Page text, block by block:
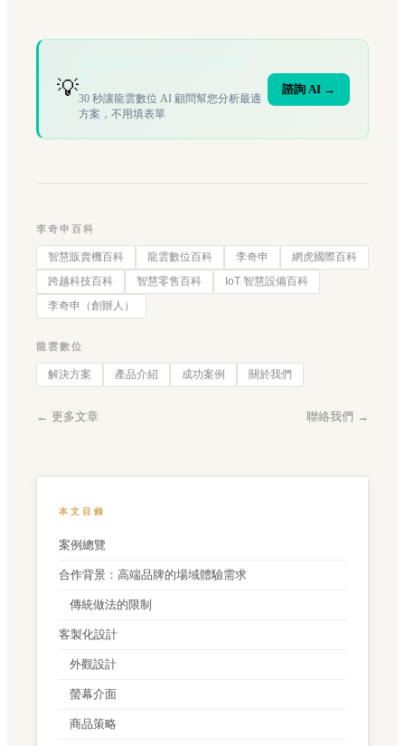
💡30 秒讓龍雲數位 AI 顧問幫您分析最適
方案，不用填表單
諮詢 AI →
李奇申百科
智慧販賣機百科 龍雲數位百科 李奇申
網虎國際百科
跨越科技百科
智慧零售百科
IoT 智慧設備百科
李奇申（創辦人）
龍雲數位
解決方案 產品介紹 成功案例 關於我們
← 更多文章 聯絡我們 →
本文目錄
案例總覽
合作背景：高端品牌的場域體驗需求
傳統做法的限制
客製化設計
外觀設計
螢幕介面
商品策略